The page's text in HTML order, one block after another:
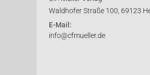
Wiss. Mitarbeiter
... die perfekte
Waldhofer Straße 100, 69123
E-Mail:
info@cfmueller.de